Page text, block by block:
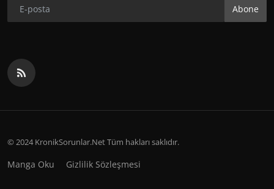
Abone
© 2024 KronikSorunlar.Net Tüm hakları saklıdır.
Manga Oku Gizlilik Sözleşmesi